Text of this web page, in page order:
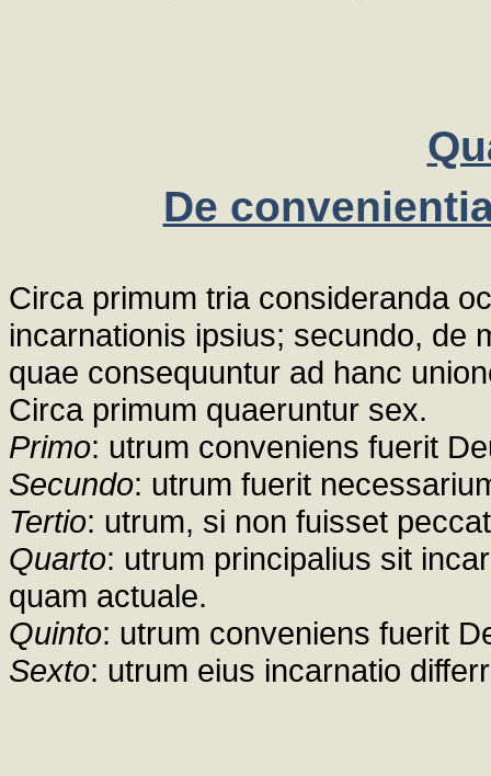
De
Circa primum tria consideranda
incarnationis ipsius; secundo, de
quae consequuntur ad hanc
Circa primum quaeruntur sex.
Primo: utrum conveniens fuerit
Secundo: utrum fuerit
Tertio: utrum, si non fuisset
Quarto: utrum principalius sit
quam actuale.
Quinto: utrum conveniens fuerit
Sexto: utrum eius incarnatio